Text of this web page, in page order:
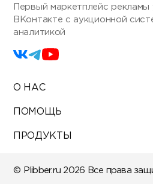
Первый маркетплейс
ВКонтакте с аукционной
аналитикой
О НАС
ПОМОЩЬ
ПРОДУКТЫ
© Plibber.ru 2026 Все права